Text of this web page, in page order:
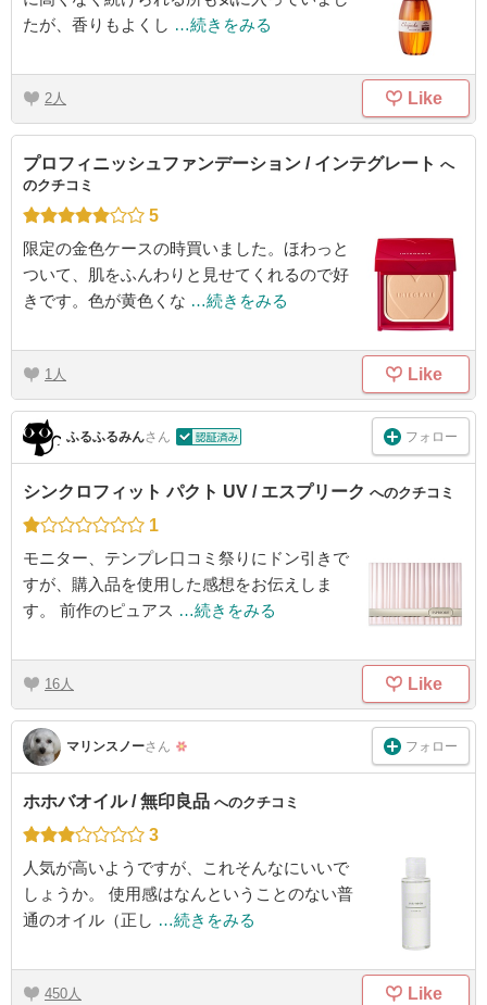
たが、香りもよくし …続きをみる
2 Like
プロフィニッシュファンデーション / インテグレート へ
のクチコミ
5
限定の金色ケースの時買いました。ほわっと
ついて、肌をふんわりと見せてくれるので好
きです。色が黄色くな …続きをみる
1 Like
ふるふるみんさん フォロー
シンクロフィット パクト UV / エスプリーク へのクチコミ
1
モニター、テンプレ口コミ祭りにドン引きで
すが、購入品を使用した感想をお伝えしま
す。 前作のピュアス …続きをみる
16 Like
マリンスノーさん フォロー
ホホバオイル / 無印良品 へのクチコミ
3
人気が高いようですが、これそんなにいいで
しょうか。 使用感はなんということのない普
通のオイル（正し …続きをみる
450 Like